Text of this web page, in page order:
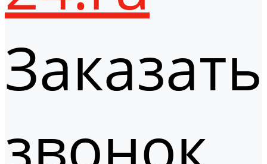
Заказать